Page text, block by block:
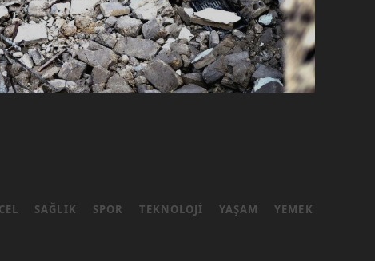
SAĞLIK SPOR TEKNOLOJI YAŞAM YEMEK